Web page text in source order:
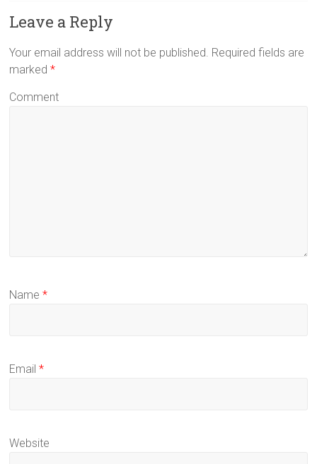
Leave a Reply
Your email address will not be published. Required fields are
marked*
Comment
Name*
Email*
Website